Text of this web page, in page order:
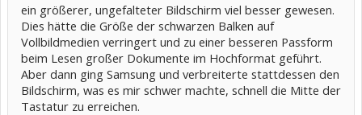
ein größerer, ungefalteter Bildschirm viel besser gewesen.
Dies hätte die Größe der schwarzen Balken auf
Vollbildmedien verringert und zu einer besseren Passform
beim Lesen großer Dokumente im Hochformat geführt.
Aber dann ging Samsung und verbreiterte stattdessen den
Bildschirm, was es mir schwer machte, schnell die Mitte der
Tastatur zu erreichen.